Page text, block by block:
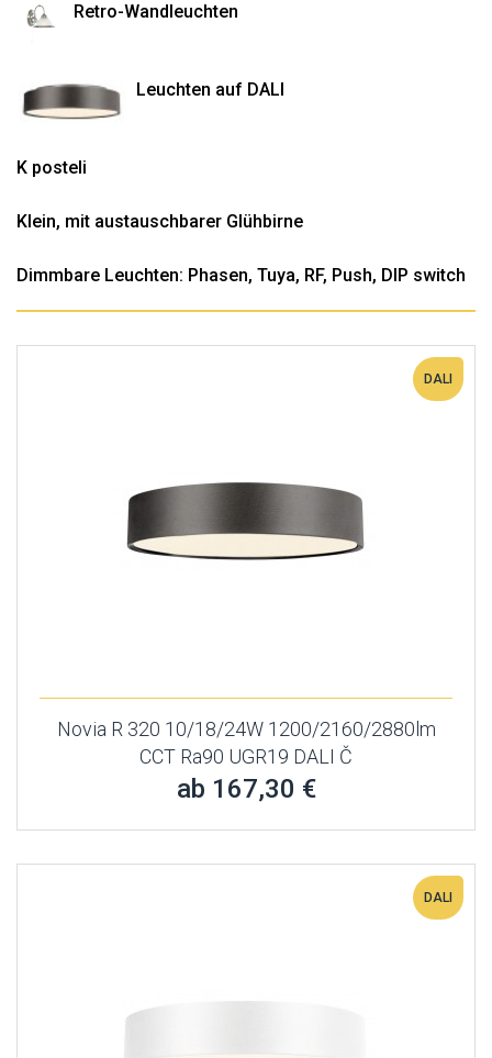
Retro-Wandleuchten
Leuchten auf DALI
K posteli
Klein, mit austauschbarer Glühbirne
Dimmbare Leuchten: Phasen, Tuya, RF, Push, DIP switch
DALI
Novia R 320 10/18/24W 1200/2160/2880lm
CCT Ra90 UGR19 DALI Č
ab 167,30 €
DALI